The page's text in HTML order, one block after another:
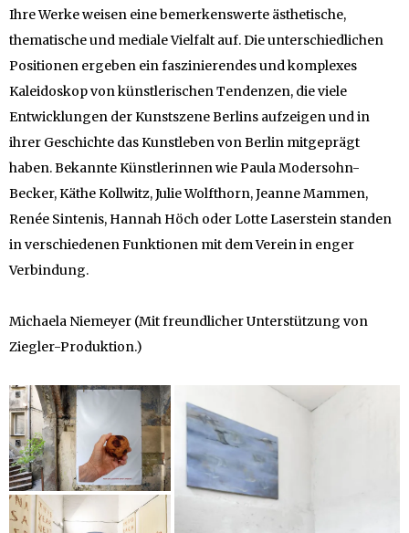
Ihre Werke weisen eine bemerkenswerte ästhetische,
thematische und mediale Vielfalt auf. Die unterschiedlichen
Positionen ergeben ein faszinierendes und komplexes
Kaleidoskop von künstlerischen Tendenzen, die viele
Entwicklungen der Kunstszene Berlins aufzeigen und in
ihrer Geschichte das Kunstleben von Berlin mitgeprägt
haben. Bekannte Künstlerinnen wie Paula Modersohn-
Becker, Käthe Kollwitz, Julie Wolfthorn, Jeanne Mammen,
Renée Sintenis, Hannah Höch oder Lotte Laserstein standen
in verschiedenen Funktionen mit dem Verein in enger
Verbindung.
Michaela Niemeyer (Mit freundlicher Unterstützung von
Ziegler-Produktion.)